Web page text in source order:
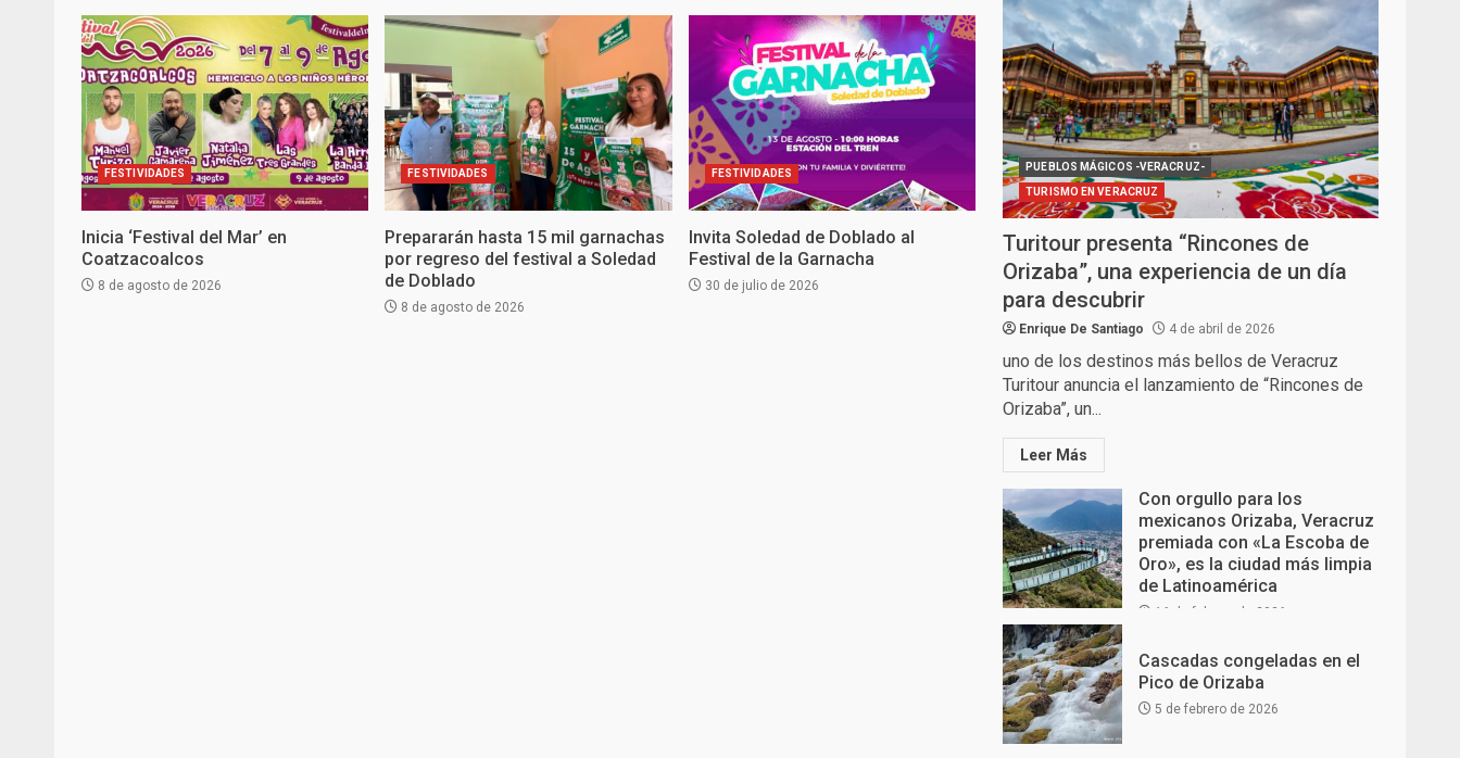
FESTIVIDADES
Inicia ‘Festival del Mar’ en
Coatzacoalcos
8 de agosto de 2026
FESTIVIDADES
Prepararán hasta 15 mil garnachas
por regreso del festival a Soledad
de Doblado
8 de agosto de 2026
FESTIVIDADES
Invita Soledad de Doblado al
Festival de la Garnacha
30 de julio de 2026
PUEBLOS MÁGICOS -VERACRUZ-
TURISMO EN VERACRUZ
Turitour presenta “Rincones de
Orizaba”, una experiencia de un día
para descubrir
Enrique De Santiago 4 de abril de 2026
uno de los destinos más bellos de Veracruz
Turitour anuncia el lanzamiento de “Rincones de
Orizaba”, un...
Leer Más
Con orgullo para los
mexicanos Orizaba, Veracruz
premiada con «La Escoba de
Oro», es la ciudad más limpia
de Latinoamérica
16 de febrero de 2026
Cascadas congeladas en el
Pico de Orizaba
5 de febrero de 2026